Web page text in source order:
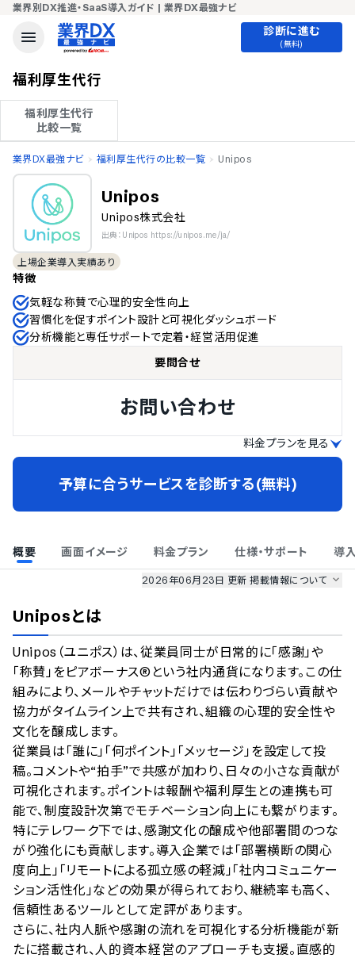
業界別DX推進・SaaS導入ガイド | 業界DX最強ナビ
診断に進む
(無料)
福利厚生代行
福利厚生代行
比較一覧
業界DX最強ナビ 福利厚生代行の比較一覧 Unipos
Unipos
Unipos株式会社
出典：Unipos https://unipos.me/ja/
上場企業導入実績あり
特徴
気軽な称賛で心理的安全性向上
習慣化を促すポイント設計と可視化ダッシュボード
分析機能と専任サポートで定着・経営活用促進
要問合せ
お問い合わせ
料金プランを見る
予算に合うサービスを診断する(無料)
概要 画面イメージ 料金プラン 仕様・サポート 導
2026年06月23日 更新掲載情報について
のサービスデータを参照しています。
情報更新者：業界DX最強ナビ編集部 情報取得元 掲載修正依頼
Uniposとは
Unipos（ユニポス）は、従業員同士が日常的に「感謝」や
「称賛」をピアボーナス®という社内通貨になります。この仕
組みにより、メールやチャットだけでは伝わりづらい貢献や
協力がタイムライン上で共有され、組織の心理的安全性や
文化を醸成します。
従業員は「誰に」「何ポイント」「メッセージ」を設定して投
稿。コメントや“拍手”で共感が加わり、日々の小さな貢献が
可視化されます。ポイントは報酬や福利厚生との連携も可
能で、制度設計次第でモチベーション向上にも繋がります。
特にテレワーク下では、感謝文化の醸成や他部署間のつな
がり強化にも貢献します。導入企業では「部署横断の関心
度向上」「リモートによる孤立感の軽減」「社内コミュニケー
ション活性化」などの効果が得られており、継続率も高く、
信頼性あるツールとして定評があります。
さらに、社内人脈や感謝の流れを可視化する分析機能が新
たに搭載され、人的資本経営のアプローチも支援。直感的